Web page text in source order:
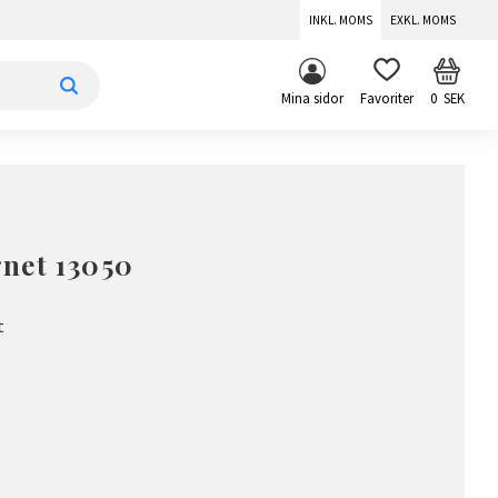
INKL. MOMS EXKL. MOMS
Mina sidor FAVORITER 0SEK
13050